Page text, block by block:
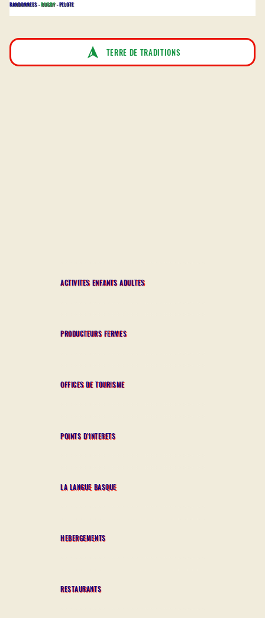
RANDONNEES -RUGBY- PELOTE
TERRE DE TRADITIONS
ACTIVITES ENFANTS ADULTES
PRODUCTEURS FERMES
OFFICES DE TOURISME
POINTS D'INTERETS
LA LANGUE BASQUE
HEBERGEMENTS
RESTAURANTS